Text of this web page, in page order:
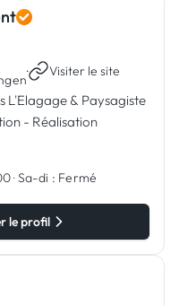
· Visiter le site
L'Elagage & Paysagiste
- Réalisation
·Sa-di : Fermé
le profil